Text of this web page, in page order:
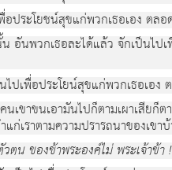
ระโยชนสุขแกพวกเธอเอง ตล
พวกเธอละไดแลว จักเปนไปเ
พื่อประโยนสุขแกพวกเธอเอง
คนเขาขนเอามันไปก็ตามเผาเสียก็
แกเราตามความปรารถนาของเขา
ของขาพระองคไม พระเจาขา